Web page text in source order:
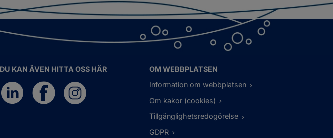
DU KAN ÄVEN HITTA OSS HÄR
OM WEBBPLATSEN
Information om webbplatsen
Om kakor (cookies)
Tillgänglighetsredogörelse
GDPR